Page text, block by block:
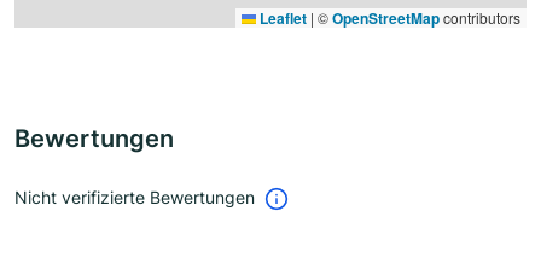
Leaflet | ©OpenStreetMapcontributors
Bewertungen
Nicht verifizierte Bewertungen